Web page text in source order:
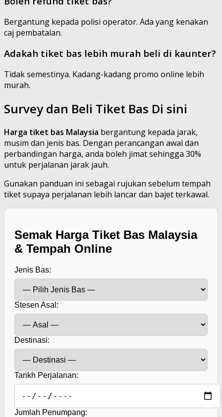
Bergantung kepada polisi operator. Ada yang kenakan
caj pembatalan.
Adakah tiket bas lebih murah beli di kaunter?
Tidak semestinya. Kadang-kadang promo online lebih
murah.
Survey dan Beli Tiket Bas Di sini
Harga tiket bas Malaysia bergantung kepada jarak,
musim dan jenis bas. Dengan perancangan awal dan
perbandingan harga, anda boleh jimat sehingga 30%
untuk perjalanan jarak jauh.
Gunakan panduan ini sebagai rujukan sebelum tempah
tiket supaya perjalanan lebih lancar dan bajet terkawal.
Semak Harga Tiket Bas Malaysia
& Tempah Online
Jenis Bas:
Stesen Asal:
Destinasi:
Tarikh Perjalanan:
Jumlah Penumpang: